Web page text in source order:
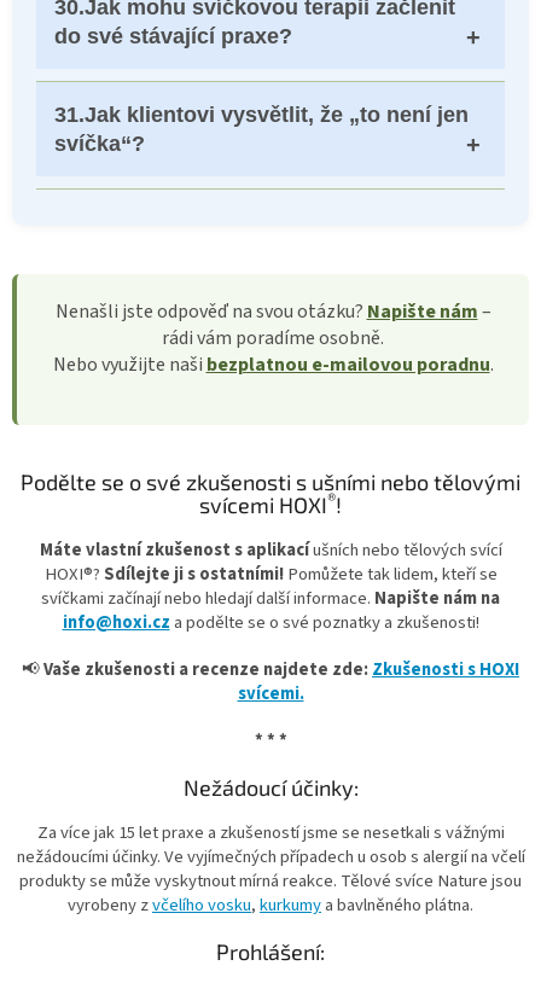
domácímu použití...
30.Jak mohu svíčkovou terapii začlenit
do své stávající praxe?
Svíčky lze snadno integrovat do masáží,
energetické práce, koučinku nebo
terapeutických sezení. Využijte je jako úvodní
31.Jak klientovi vysvětlit, že „to není jen
svíčka“?
Můžete říct: „Svíčka pracuje nejen fyzicky, ale i
i vnímání bezpečí.“ Klient tak lépe pochopí
celostní přístup.
Nenašli jste odpověď na svou otázku? Napište nám–
rádi vám poradíme osobně.
Nebo využijte naši bezplatnou e-mailovou poradnu.
Podělte se o své zkušenosti s ušními nebo tělovými
svícemi HOXI®!
Máte vlastní zkušenost s aplikacíušních nebo tělových svící
HOXI®?Sdílejte ji s ostatními!Pomůžete tak lidem, kteří se
svíčkami začínají nebo hledají další informace. Napište nám na
info@hoxi.cza podělte se o své poznatky a zkušenosti!
📢Vaše zkušenosti a recenze najdete zde:Zkušenosti s HOXI
svícemi.
* * *
Nežádoucí účinky:
Za více jak 15 let praxe a zkušeností jsme se nesetkali s vážnými
nežádoucími účinky. Ve vyjímečných případech u osob s alergií na včelí
produkty se může vyskytnout mírná reakce. Tělové svíce Nature jsou
vyrobeny zvčelího vosku,kurkumya bavlněného plátna.
Prohlášení: